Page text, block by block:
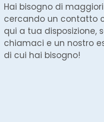
Hai bisogno di
cercando un contatto
qui a tua disposizione,
chiamaci e un nostro
di cui hai bisogno!